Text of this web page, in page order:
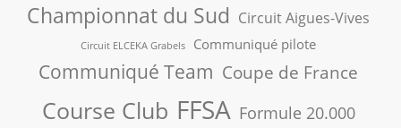
Championnat du Sud Circuit Aigues-Vives
Circuit ELCEKA Grabels Communiqué pilote
Communiqué Team Coupe de France
Course Club FFSA Formule 20.000